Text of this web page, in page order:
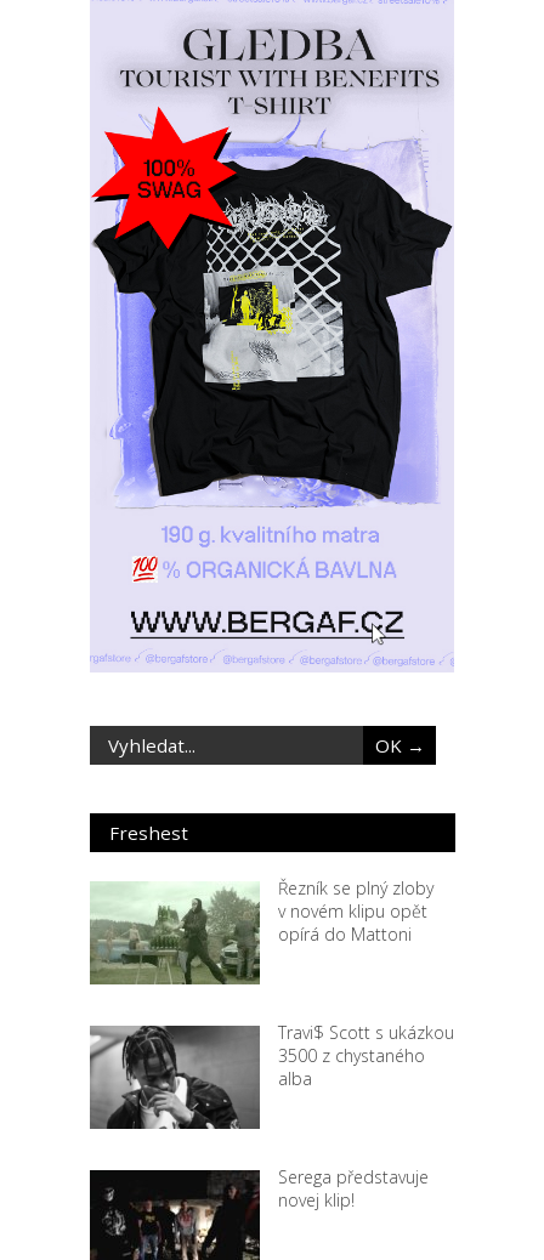
Freshest
Řezník se plný zloby
v novém klipu opět
opírá do Mattoni
Travi$ Scott s ukázkou
3500 z chystaného
alba
Serega představuje
novej klip!